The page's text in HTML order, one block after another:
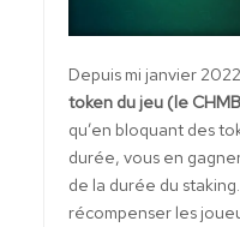
Depuis mi janvier
token du jeu (le
qu’en bloquant des
durée, vous en
de la durée du
récompenser les